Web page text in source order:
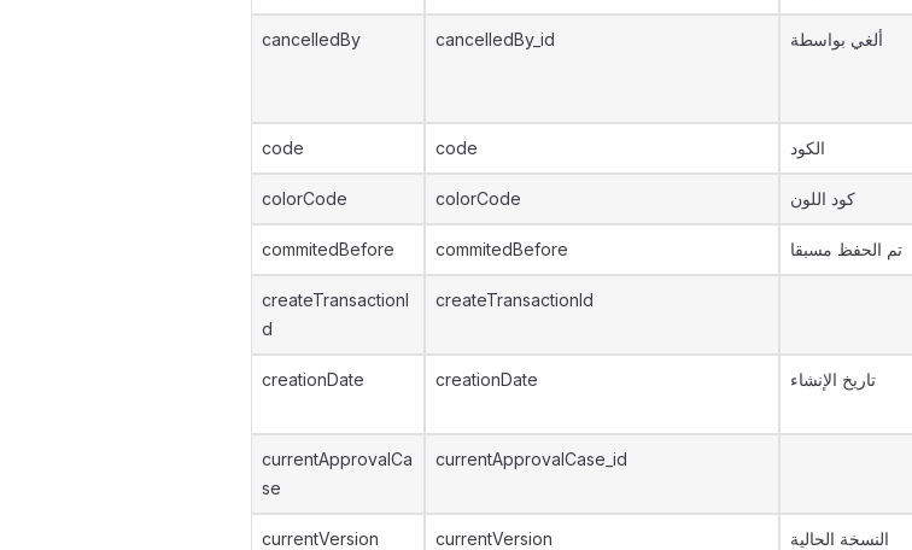
cancelledBy cancelledBy_id ألغي بواسطة
code code الكود
colorCode colorCode كود اللون
commitedBefore commitedBefore تم الحفظ مسبقا
createTransactionI
d
createTransactionId
creationDate creationDate تاريخ الإنشاء
currentApprovalCa
se
currentApprovalCase_id
currentVersion currentVersion النسخة الحالية